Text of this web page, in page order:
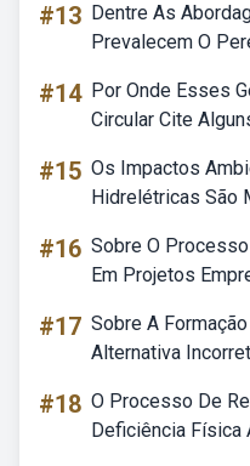
#13 Dentre As
Prevalecem O
#14 Por Onde Esses
Circular Cite
#15 Os Impactos
Hidrelétricas São
#16 Sobre O
Em Projetos
#17 Sobre A
Alternativa
#18 O Processo De
Deficiência Física